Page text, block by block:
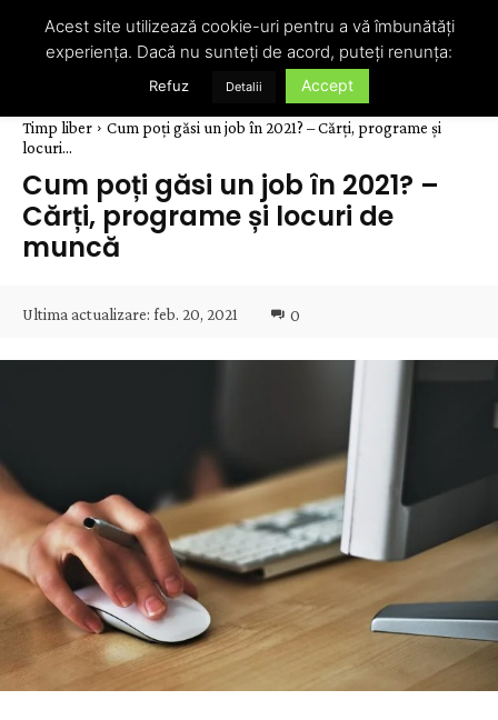
Timp liber
Cum poți găsi un job în 2021? – Cărți, programe și
locuri...
Cum poți găsi un job în 2021? –
Cărți, programe și locuri de
muncă
Ultima actualizare: feb. 20, 2021 0
Acest site utilizează cookie-uri pentru a vă îmbunătăți
experiența. Dacă nu sunteți de acord, puteți renunța:
Refuz Detalii Accept